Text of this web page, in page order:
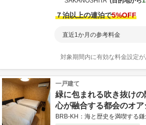
７泊以上の連泊で5%OFF
直近1か月の参考料金
対象期間内に有効な料金設定が
一戸建て
緑に包まれる吹き抜け
心が融合する都会のオア
BRB-KH：海と歴史を満喫する